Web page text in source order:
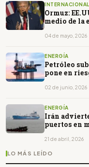
INTERNACIONAL
Ormuz:
medio de la
04 de mayo, 2026
ENERGÍA
Petróleo
pone en
02 de junio, 2026
ENERGÍA
Irán
puertos en
21 de abril, 2026
LO MÁS LEÍDO